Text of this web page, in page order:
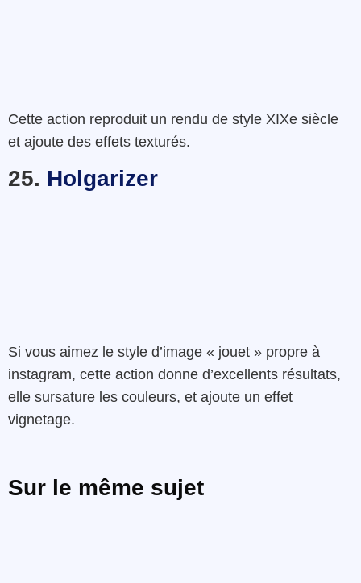
Cette action reproduit un rendu de style XIXe siècle
et ajoute des effets texturés.
25. Holgarizer
Si vous aimez le style d’image « jouet » propre à
instagram, cette action donne d’excellents résultats,
elle sursature les couleurs, et ajoute un effet
vignetage.
Sur le même sujet